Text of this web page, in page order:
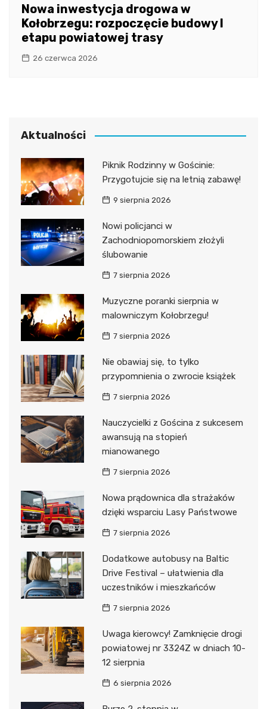
Nowa inwestycja drogowa w
Kołobrzegu: rozpoczęcie budowy I
etapu powiatowej trasy
26 czerwca 2026
Aktualności
Piknik Rodzinny w Gościnie:
Przygotujcie się na letnią zabawę!
9 sierpnia 2026
Nowi policjanci w
Zachodniopomorskiem złożyli
ślubowanie
7 sierpnia 2026
Muzyczne poranki sierpnia w
malowniczym Kołobrzegu!
7 sierpnia 2026
Nie obawiaj się, to tylko
przypomnienia o zwrocie książek
7 sierpnia 2026
Nauczycielki z Gościna z sukcesem
awansują na stopień
mianowanego
7 sierpnia 2026
Nowa prądownica dla strażaków
dzięki wsparciu Lasy Państwowe
7 sierpnia 2026
Dodatkowe autobusy na Baltic
Drive Festival – ułatwienia dla
uczestników i mieszkańców
7 sierpnia 2026
Uwaga kierowcy! Zamknięcie drogi
powiatowej nr 3324Z w dniach 10-
12 sierpnia
6 sierpnia 2026